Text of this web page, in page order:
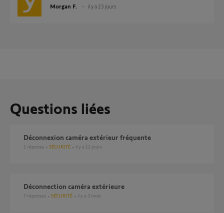
Morgan F. il y a 23 jours
Questions liées
Déconnexion caméra extérieur fréquente
1 réponse SÉCURITÉ il y a 12 jours
Déconnection caméra extérieure
7 réponses SÉCURITÉ il y a 3 mois